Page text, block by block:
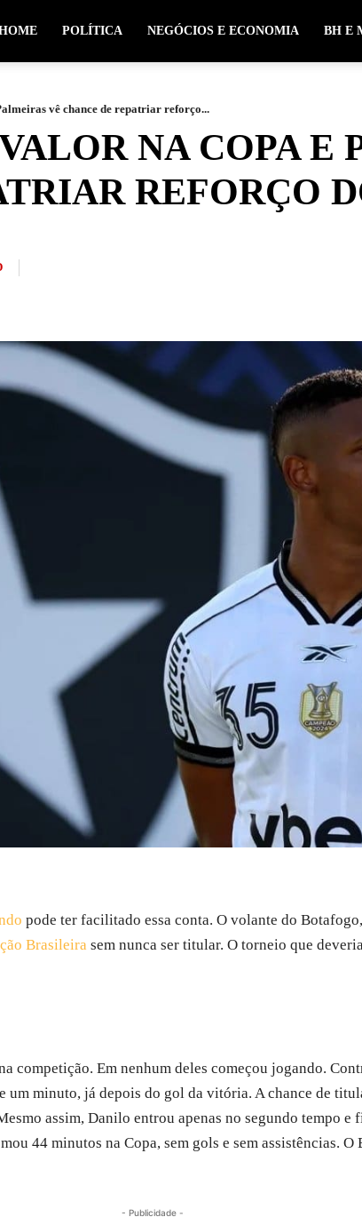
POLÍTICA NEGÓCIOS E ECONOMIA BH E
vê chance de repatriar reforço...
NA COPA E
REFORÇO
pode ter facilitado essa conta. O volante do
Brasileira sem nunca ser titular. O torneio que
competição. Em nenhum deles começou jogando.
minuto, já depois do gol da vitória. A chance de
assim, Danilo entrou apenas no segundo tempo e
44 minutos na Copa, sem gols e sem assistências. O
- Publicidade -